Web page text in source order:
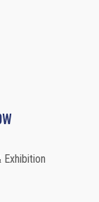
Exhibition